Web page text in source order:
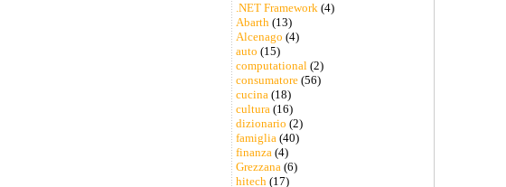
.NET Framework(4)
Abarth(13)
Alcenago (4)
auto (15)
computational(2)
consumatore(56)
cucina(18)
cultura(16)
dizionario (2)
famiglia(40)
finanza(4)
Grezzana(6)
hitech(17)